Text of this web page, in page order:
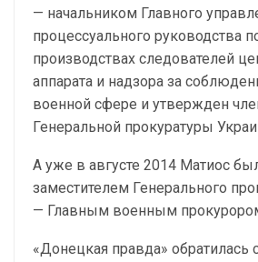
— начальником Главного
процессуального руководства
производствах следователей
аппарата и надзора за
военной сфере и утвержден
Генеральной прокуратуры
А уже в августе 2014 Матиос
заместителем Генерального
— Главным военным
«Донецкая правда» обратилась